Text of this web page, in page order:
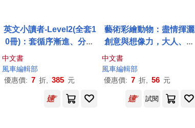
英文小讀者-Level2(全套1
0冊)：套循序漸進、分階
段式互動學習，讓英文變
得超簡單
中文書
風車編輯部
優惠價: 7 折, 385 元
藝術彩繪動物：盡情揮灑
創意與想像力，大人、小
中文書
風車編輯部
優惠價: 7 折, 56 元
試閱